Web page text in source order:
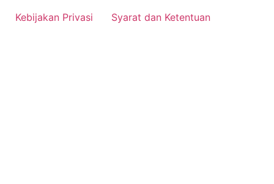
Kebijakan Privasi Syarat dan Ketentuan